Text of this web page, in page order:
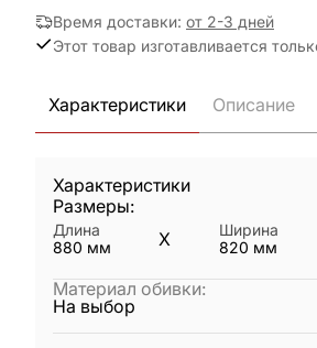
Время доставки: от 2-3 дней
Этот товар изготавливается
Характеристики Описание
Характеристики
Размеры:
Длина
880 мм X
Ширина
820 мм
Материал обивки:
На выбор